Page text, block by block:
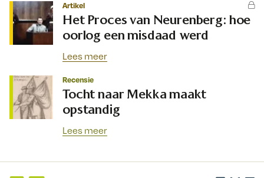
Artikel
Het Proces van Neurenberg: hoe
oorlog een misdaad werd
Lees meer
Recensie
Tocht naar Mekka maakt
opstandig
Lees meer